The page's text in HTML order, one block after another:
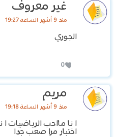
غير معروف
منذ 9 أشهر الساعة 19:27
الجوري
0
مريم
منذ 9 أشهر الساعة 19:18
ا نا مااحب الرياضيات
اختبار مرا صعب جدا